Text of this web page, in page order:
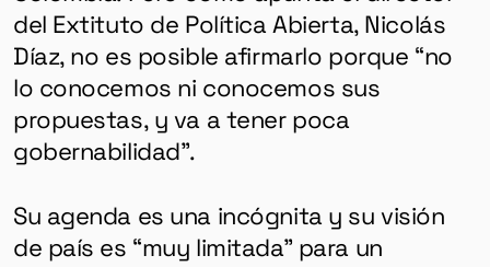
del Extituto de Política Abierta, Nicolás
Díaz, no es posible afirmarlo porque “no
lo conocemos ni conocemos sus
propuestas, y va a tener poca
gobernabilidad”.
Su agenda es una incógnita y su visión
de país es “muy limitada” para un